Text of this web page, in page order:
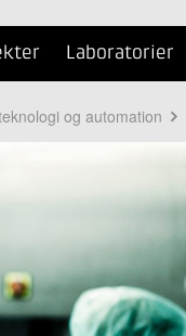
Laboratorier
og automation